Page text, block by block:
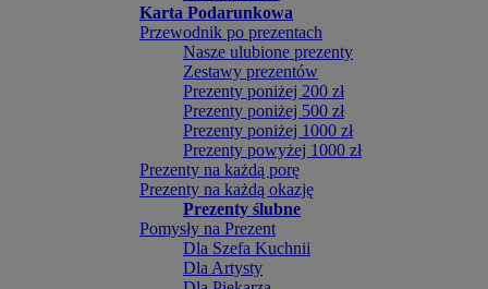
Karta Podarunkowa
Przewodnik po prezentach
Nasze ulubione prezenty
Zestawy prezentów
Prezenty poniżej 200 zł
Prezenty poniżej 500 zł
Prezenty poniżej 1000 zł
Prezenty powyżej 1000 zł
Prezenty na każdą porę
Prezenty na każdą okazję
Prezenty ślubne
Pomysły na Prezent
Dla Szefa Kuchnii
Dla Artysty